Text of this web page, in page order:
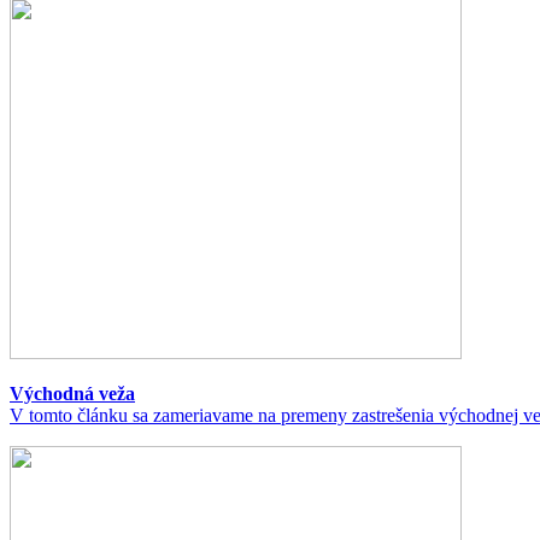
Východná veža
V tomto článku sa zameriavame na premeny zastrešenia východnej